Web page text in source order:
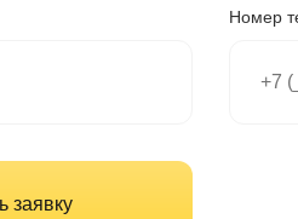
Номер
заявку